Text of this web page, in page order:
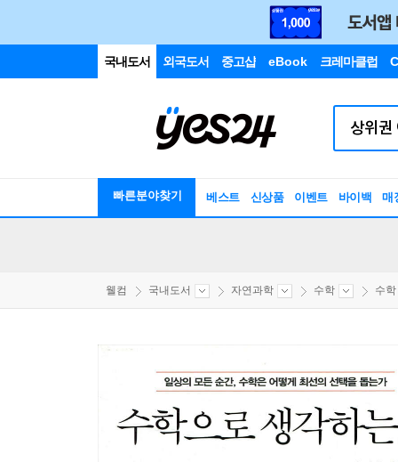
국내도서 외국도서 중고샵 eBook 크레마클럽
빠른분야찾기 베스트 신상품 이벤트 바이백 매
웰컴 국내도서 자연과학 수학 수